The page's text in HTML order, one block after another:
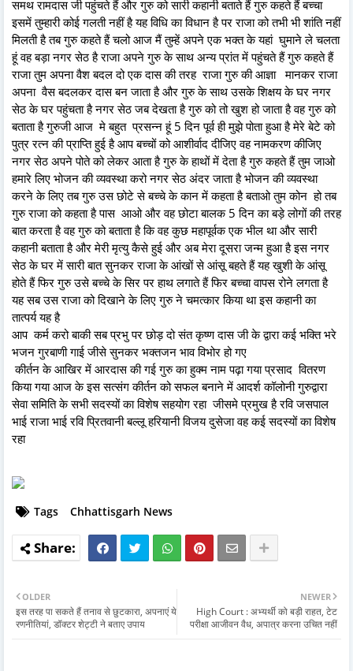
समथ रामदास जी पहुंचते हैं और गुरु को सारी कहानी बताते हैं गुरु कहते हैं बच्चा
इसमें तुम्हारी कोई गलती नहीं है यह विधि का विधान है पर राजा को तभी भी शांति नहीं
मिलती है तब गुरु कहते हैं चलो आज मैं तुम्हें अपने एक भक्त के यहां घुमाने ले चलता
हूं वह बड़ा नगर सेठ है राजा अपने गुरु के साथ अन्य प्रांत में पहुंचते हैं गुरु कहते हैं
राजा तुम अपना वैश बदल दो एक दास की तरह राजा गुरु की आज्ञा मानकर राजा
अपना वैस बदलकर दास बन जाता है और गुरु के साथ उसके शिक्षय के घर नगर
सेठ के घर पहुंचता है नगर सेठ जब देखता है गुरु को तो खुश हो जाता है वह गुरु को
बताता है गुरुजी आज मे बहुत प्रसन्न हूं 5 दिन पूर्व ही मुझे पोता हुआ है मेरे बेटे को
पुत्र रत्न की प्राप्ति हुई है आप बच्चों को आशीर्वाद दीजिए वह नामकरण कीजिए
नगर सेठ अपने पोते को लेकर आता है गुरु के हाथों में देता है गुरु कहते हैं तुम जाओ
हमारे लिए भोजन की व्यवस्था करो नगर सेठ अंदर जाता है भोजन की व्यवस्था
करने के लिए तब गुरु उस छोटे से बच्चे के कान में कहता है बताओ तुम कोन हो तब
गुरु राजा को कहता है पास आओ और वह छोटा बालक 5 दिन का बड़े लोगों की तरह
बात करता है वह गुरु को बताता है कि वह कुछ महापूर्वक एक भील था और सारी
कहानी बताता है और मेरी मृत्यु कैसे हुई और अब मेरा दूसरा जन्म हुआ है इस नगर
सेठ के घर में सारी बात सुनकर राजा के आंखों से आंसू बहते हैं यह खुशी के आंसू
होते हैं फिर गुरु उसे बच्चे के सिर पर हाथ लगाते हैं फिर बच्चा वापस रोने लगता है
यह सब उस राजा को दिखाने के लिए गुरु ने चमत्कार किया था इस कहानी का
तात्पर्य यह है
आप कर्म करो बाकी सब प्रभु पर छोड़ दो संत कृष्ण दास जी के द्वारा कई भक्ति भरे
भजन गुरबाणी गाई जीसे सुनकर भक्तजन भाव विभोर हो गए
कीर्तन के आखिर में आरदास की गई गुरु का हुक्म नाम पढ़ा गया प्रसाद वितरण
किया गया आज के इस सत्संग कीर्तन को सफल बनाने में आदर्श कॉलोनी गुरुद्वारा
सेवा समिति के सभी सदस्यों का विशेष सहयोग रहा जीसमे प्रमुख है रवि जसपाल
भाई राजा भाई रवि प्रितवानी बल्लू हरियानी विजय दुसेजा वह कई सदस्यों का विशेष
रहा
Tags Chhattisgarh News
NEWER
High Court : अभ्यर्थी को बड़ी राहत, टेट
परीक्षा आजीवन वैध, अपात्र करना उचित नहीं
OLDER
इस तरह पा सकते हैं तनाव से छुटकारा, अपनाएं ये
रणनीतियां, डॉक्टर शेट्टी ने बताए उपाय